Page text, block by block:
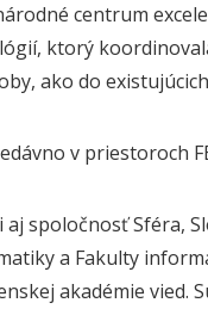
centrum
ktorý
ako do
v priestoroch
spoločnosť Sféra,
a Fakulty
akadémie